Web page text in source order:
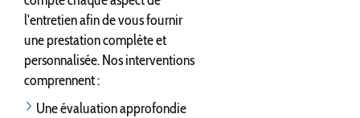
l'entretien afin de vous fournir
une prestation complète et
personnalisée. Nos interventions
comprennent :
Une évaluation approfondie